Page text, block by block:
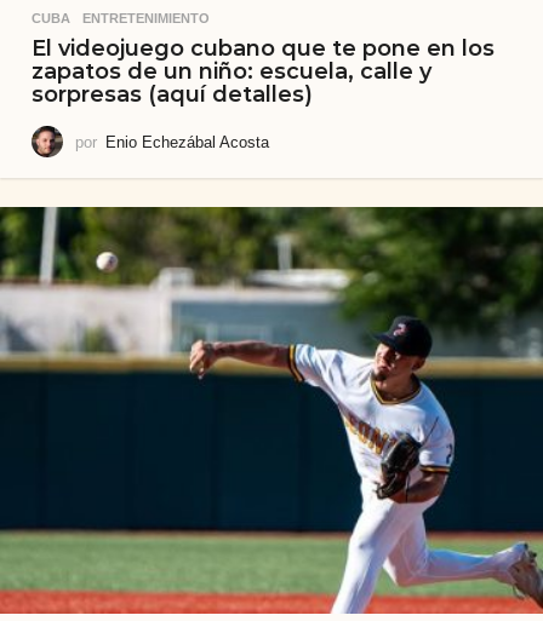
CUBA ,ENTRETENIMIENTO
El videojuego cubano que te pone en los
zapatos de un niño: escuela, calle y
sorpresas (aquí detalles)
por Enio Echezábal Acosta